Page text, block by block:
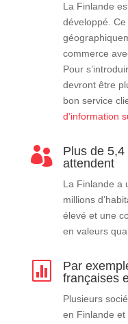
La Finlande
développé.
commerce
Pour
devront être
bon service
d’information

Plus de
attendent
La Finlande a
millions
élevé et une
en valeurs

Par
françaises
Plusieurs
en Finlande